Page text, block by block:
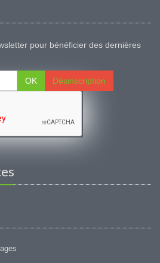
pour bénéficier des dernières
OK Désinscription